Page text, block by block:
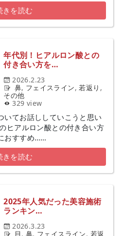
きを読む
年代別！ヒアルロン酸との
付き合い方を…
2026.2.23
鼻, フェイスライン,若返り ,
その他
329 view
いてお話ししていこうと思い
ヒアルロン酸との付き合い方
おすすめ……
きを読む
2025年人気だった美容施術
ランキン…
2026.3.23
目, 鼻, フェイスライン, 若返